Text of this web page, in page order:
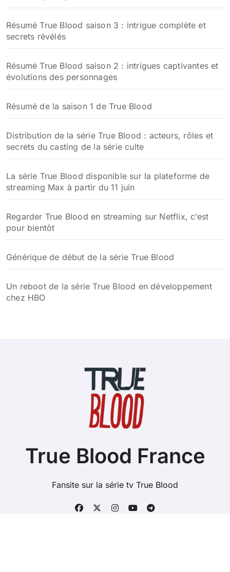
Résumé True Blood saison 3 : intrigue complète et
secrets révélés
Résumé True Blood saison 2 : intrigues captivantes et
évolutions des personnages
Résumé de la saison 1 de True Blood
Distribution de la série True Blood : acteurs, rôles et
secrets du casting de la série culte
La série True Blood disponible sur la plateforme de
streaming Max à partir du 11 juin
Regarder True Blood en streaming sur Netflix, c’est
pour bientôt
Générique de début de la série True Blood
Un reboot de la série True Blood en développement
chez HBO
True Blood France
Fansite sur la série tv True Blood